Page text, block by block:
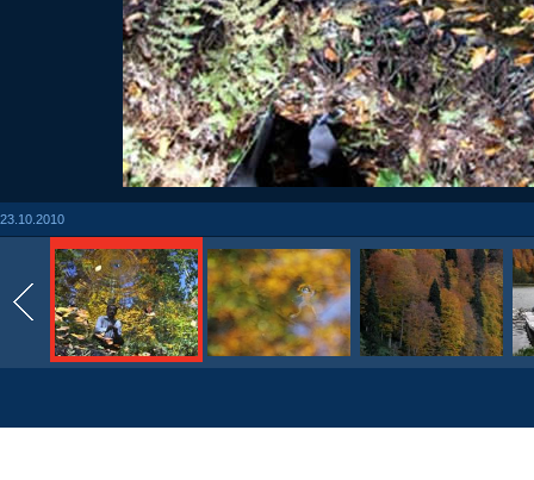
23.10.2010